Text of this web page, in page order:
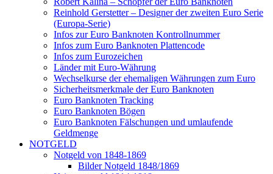
Reinhold Gerstetter – Designer der zweiten Euro Serie
(Europa-Serie)
Infos zur Euro Banknoten Kontrollnummer
Infos zum Euro Banknoten Plattencode
Infos zum Eurozeichen
Länder mit Euro-Währung
Wechselkurse der ehemaligen Währungen zum Euro
Sicherheitsmerkmale der Euro Banknoten
Euro Banknoten Tracking
Euro Banknoten Bögen
Euro Banknoten Fälschungen und umlaufende
Geldmenge
NOTGELD
Notgeld von 1848-1869
Bilder Notgeld 1848/1869